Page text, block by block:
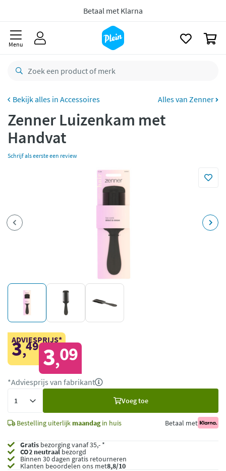
Gratisretourneren
8,8/10
Menu
Accessoires Alles van Zenner
Zenner Luizenkam met
Handvat
Schrijf als eerste een review
ADVIESPRIJS*
3,49 3,09
*Adviesprijs van fabrikant
Voeg toe
Bestelling uiterlijk maandagin huis Betaal met
Gratis bezorging vanaf 35,- *
CO2 neutraalbezorgd
Binnen 30 dagen gratis retourneren
Klanten beoordelen ons met8,8/10